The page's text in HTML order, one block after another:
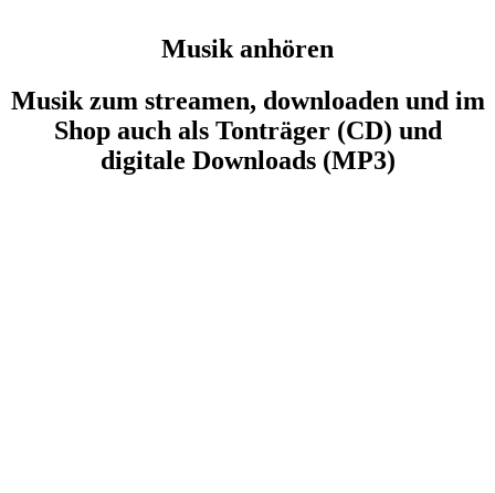
Musik anhören
Musik zum streamen, downloaden und im
Shop auch als Tonträger (CD) und
digitale Downloads (MP3)